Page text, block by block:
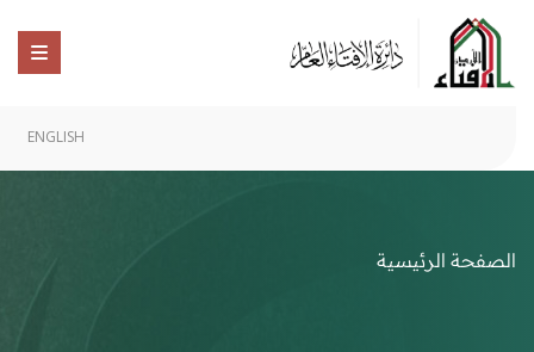
ENGLISH
الصفحة الرئيسية